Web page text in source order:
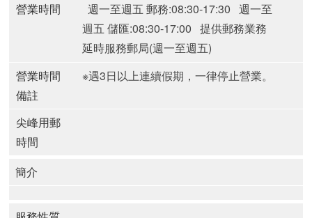
營業時間
週一至週五 郵務:08:30-17:30 週一至
週五 儲匯:08:30-17:00 提供郵務業務
延時服務郵局(週一至週五)
營業時間
備註
※遇3日以上連續假期，一律停止營業。
尖峰用郵
時間
簡介